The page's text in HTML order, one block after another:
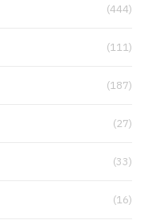
(444)
(111)
(187)
(27)
(33)
(16)